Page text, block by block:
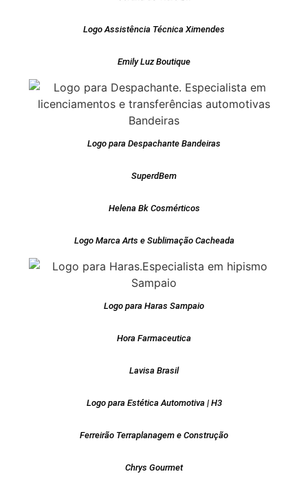
Logo Assistência Técnica Ximendes
Emily Luz Boutique
Logo para Despachante Bandeiras
SuperdBem
Helena Bk Cosmérticos
Logo Marca Arts e Sublimação Cacheada
Logo para Haras Sampaio
Hora Farmaceutica
Lavisa Brasil
Logo para Estética Automotiva | H3
Ferreirão Terraplanagem e Construção
Chrys Gourmet